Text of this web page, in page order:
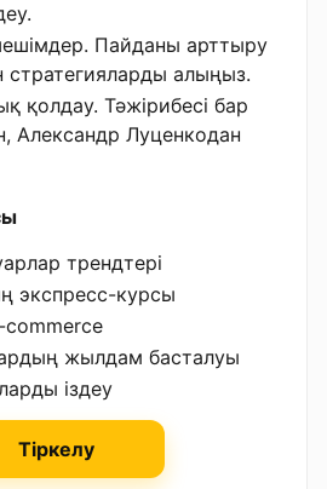
Пайданы арттыру
стратегияларды алыңыз.
қолдау. Тәжірибесі бар
Александр Луценкодан
трендтері
экспресс-курсы
жылдам басталуы
іздеу
Тіркелу